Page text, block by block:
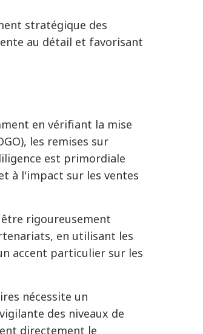
stratégique des
au détail et favorisant
en vérifiant la mise
les remises sur
est primordiale
à l'impact sur les ventes
rigoureusement
en utilisant les
accent particulier sur les
nécessite un
des niveaux de
directement le